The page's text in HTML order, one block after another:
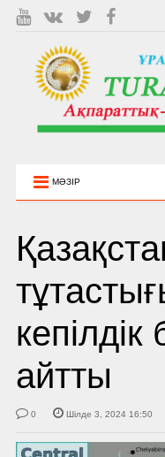
МӘЗІР
кепілдік
айтты
0 Шілде 3, 2024 16:50